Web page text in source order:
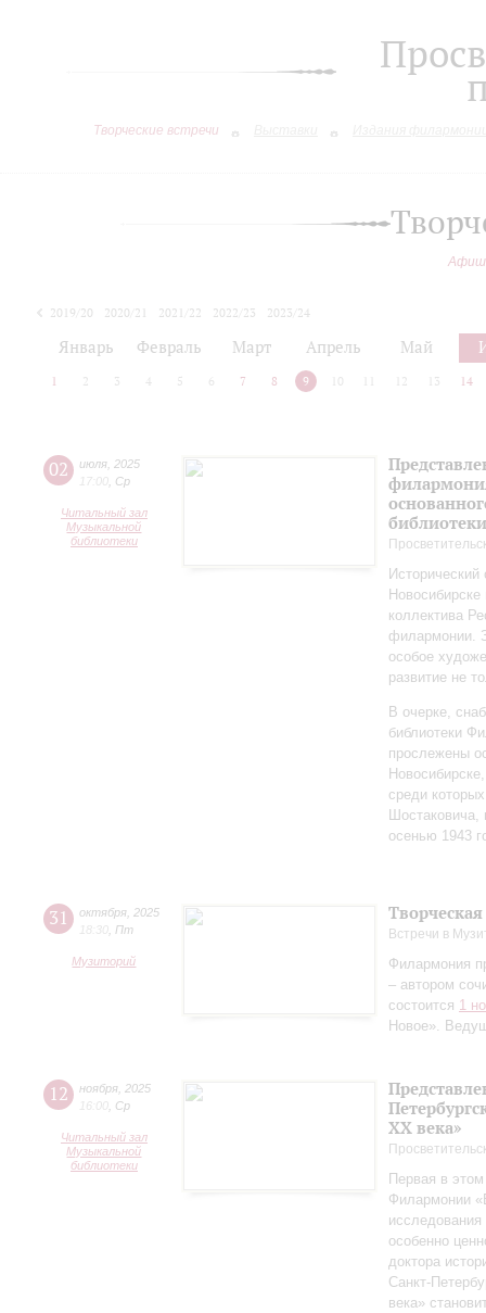
Творческие встречи
2019/20 2020/21 2021/22 2022/23
2023/24
Январь Февраль Март Апрель Май
1 2 3 4 5 6 7 8 9 10 12 13 14
02 июля 2025
17:00 Ср
Читальный зал
Музыкальной
библиотеки
коллектива
филармонии.
особое
развитие не
В очерке,
библиотеки
прослежены
среди
Шостаковича,
осенью 1943
31 октября 2025
18:30
Пт
Музиторий
Встречи в
Филармония
– автором
состоится 1
Новое».
12 ноября 2025
Ср
Читальный зал
Музыкальной
библиотеки
ХХ века»
Первая в
Филармонии
особенно
доктора
века»